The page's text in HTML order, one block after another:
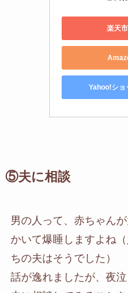
楽天
Yahoo!ショ
⑤夫に相談
男の人って、赤ちゃん
かいて爆睡しますよね
ちの夫はそうでした）
話が逸れましたが、夜